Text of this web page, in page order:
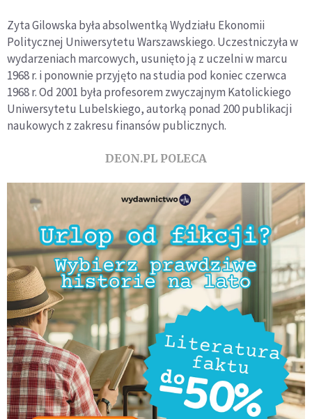
Zyta Gilowska była absolwentką Wydziału Ekonomii
Politycznej Uniwersytetu Warszawskiego. Uczestniczyła w
wydarzeniach marcowych, usunięto ją z uczelni w marcu
1968 r. i ponownie przyjęto na studia pod koniec czerwca
1968 r. Od 2001 była profesorem zwyczajnym Katolickiego
Uniwersytetu Lubelskiego, autorką ponad 200 publikacji
naukowych z zakresu finansów publicznych.
DEON.PL POLECA